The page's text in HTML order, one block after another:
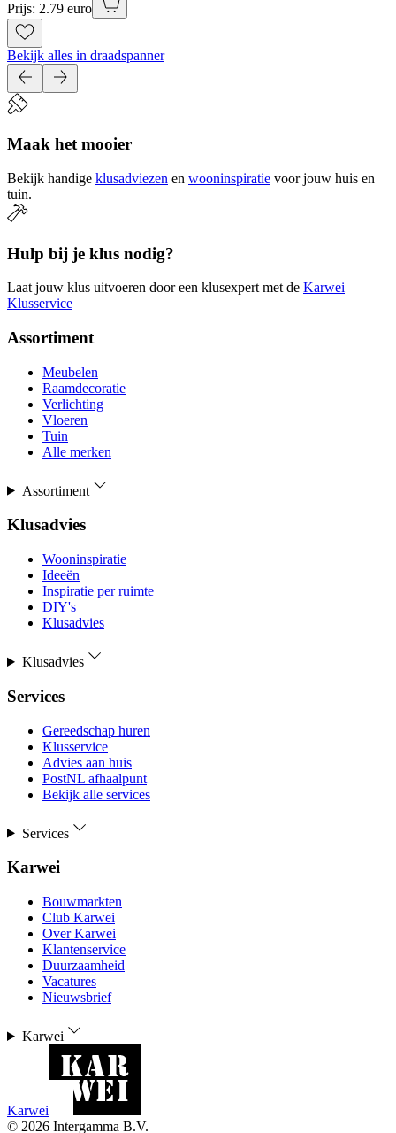
Prijs: 2.79 euro
Bekijk alles in draadspanner
Maak het mooier
Bekijk handige klusadviezen en wooninspiratie voor jouw huis en
tuin.
Hulp bij je klus nodig?
Laat jouw klus uitvoeren door een klusexpert met de Karwei
Klusservice
Assortiment
Meubelen
Raamdecoratie
Verlichting
Vloeren
Tuin
Alle merken
Assortiment
Klusadvies
Wooninspiratie
Ideeën
Inspiratie per ruimte
DIY's
Klusadvies
Klusadvies
Services
Gereedschap huren
Klusservice
Advies aan huis
PostNL afhaalpunt
Bekijk alle services
Services
Karwei
Bouwmarkten
Club Karwei
Over Karwei
Klantenservice
Duurzaamheid
Vacatures
Nieuwsbrief
Karwei
Karwei
© 2026 Intergamma B.V.